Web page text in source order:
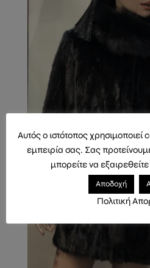
Αυτός ο ιστότοπος χρησιμοποιεί
εμπειρία σας. Σας
μπορείτε να
Αποδοχή
Πολιτική